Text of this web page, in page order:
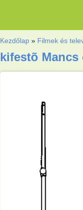
Kezdőlap » Filmek és
kifestõ